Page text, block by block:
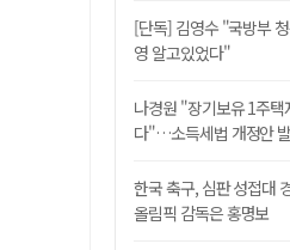
[단독] 김영수 "국방부
영 알고있었다"
나경원 "장기보유 1주택
다"…소득세법 개정안
한국 축구, 심판 성접대
올림픽 감독은 홍명보